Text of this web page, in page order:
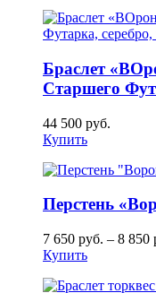
Браслет
Старшего
44 500 руб.
Купить
Перстень
7 650 руб. – 8 850
Купить